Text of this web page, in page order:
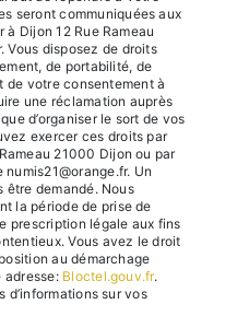
seront communiquées aux
Dijon 12 Rue Rameau
Vous disposez de droits
de portabilité, de
de votre consentement à
une réclamation auprès
d’organiser le sort de vos
exercer ces droits par
21000 Dijon ou par
Un
demandé. Nous
la période de prise de
prescription légale aux fins
Vous avez le droit
au démarchage
adresse: Bloctel.gouv.fr.
sur vos